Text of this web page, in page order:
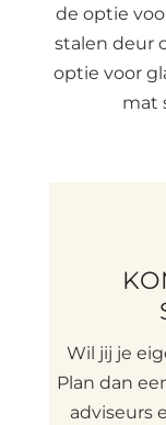
de optie
stalen deur
optie voor
mat
Wil jij je
Plan dan
adviseurs